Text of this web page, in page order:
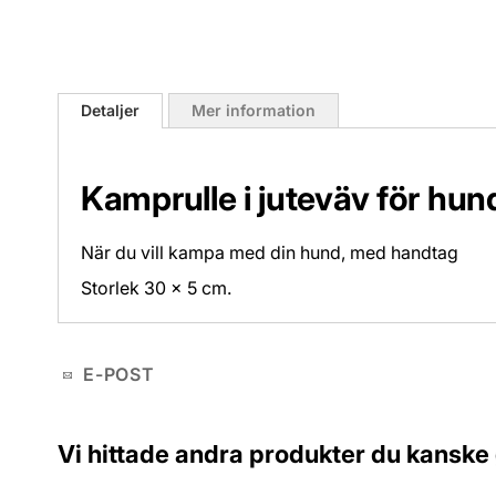
till Detaljer
Kamprulle i juteväv för
När du vill kampa med din hund, med handtag
Storlek 30 x 5 cm.
Mer information
E-POST
Vi hittade andra produkter du